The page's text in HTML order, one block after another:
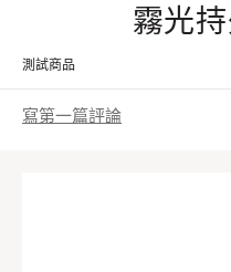
霧光
測試商品
寫第一篇評論